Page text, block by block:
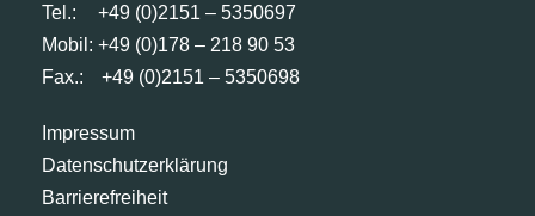
Tel.:
+49 (0)2151 – 5350697
Mobil: +49 (0)178 – 218 90 53
Fax.:
+49 (0)2151 – 5350698
Impressum
Datenschutzerklärung
Barrierefreiheit